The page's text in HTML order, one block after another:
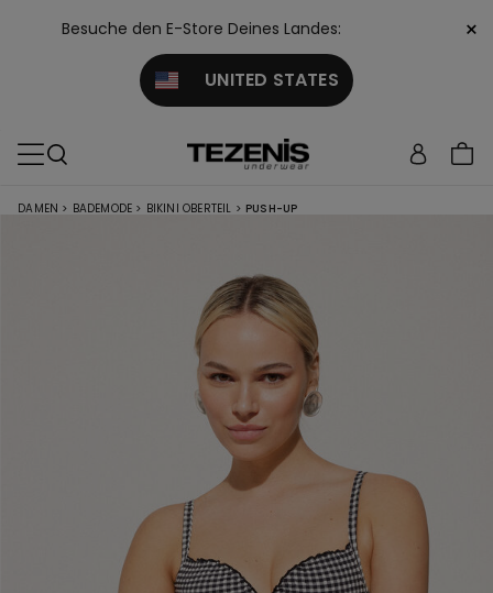
Besuche den E-Store Deines Landes:
UNITED STATES
×
DAMEN > BADEMODE > BIKINI OBERTEIL > PUSH-UP